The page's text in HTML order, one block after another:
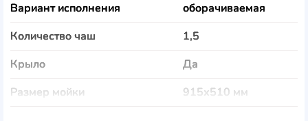
Вариант исполнения
оборачиваемая
Количество чаш
1,5
Крыло
Да
Размер мойки
915х510 мм